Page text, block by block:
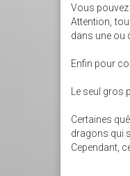
Vous pouvez
Attention,
dans une ou
Enfin pour
Le seul gros
Certaines
dragons qui
Cependant,